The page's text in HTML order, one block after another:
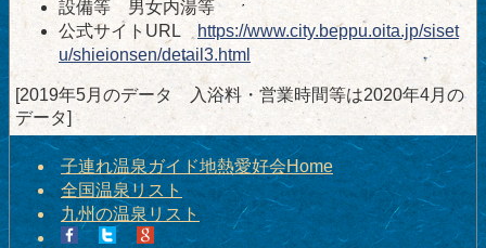
設備等 男女内湯等
公式サイトURL https://www.city.beppu.oita.jp/siset
u/shieionsen/detail3.html
[2019年5月のデータ 入浴料・営業時間等は2020年4月の
データ]
子連れ温泉ガイド地熱愛好会Home
全国温泉リスト
九州の温泉リスト